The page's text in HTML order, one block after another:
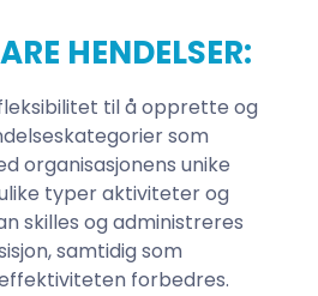
HENDELSER:
til å opprette og
som
organisasjonens unike
typer aktiviteter og
skilles og administreres
samtidig som
forbedres.